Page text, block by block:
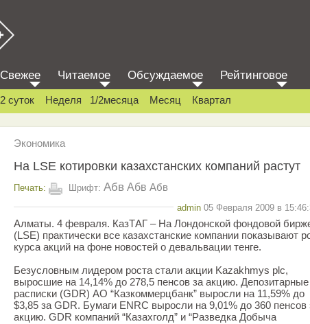
Свежее Читаемое Обсуждаемое Рейтинговое
2 суток Неделя 1/2месяца Месяц Квартал
Экономика
На LSE котировки казахстанских компаний растут
Печать: Шрифт: Абв Абв Абв
admin 05 Февраля 2009 в
Алматы. 4 февраля. КазТАГ – На Лондонской фондовой
(LSE) практически все казахстанские компании показывают
курса акций на фоне новостей о девальвации тенге.
Безусловным лидером роста стали акции Kazakhmys plc,
выросшие на 14,14% до 278,5 пенсов за акцию. Депозитарные
расписки (GDR) АО “Казкоммерцбанк” выросли на 11,59% до
$3,85 за GDR. Бумаги ENRC выросли на 9,01% до 360 пенсов
акцию. GDR компаний “Казахголд” и “Разведка Добыча